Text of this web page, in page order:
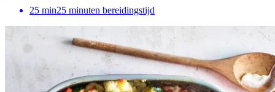
25 min25 minuten bereidingstijd